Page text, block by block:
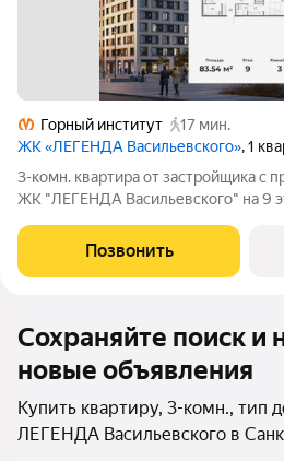
Горный институт
17 мин.
ЖК «ЛЕГЕНДА Васильевского», 1
3-комн. квартира от застройщика с
ЖК "ЛЕГЕНДА Васильевского" на 9
столовой: 26.79 кв.м. Угловая
paвнoмepнoe ocвeщeниe
Позвонить
Сохраняйте поиск и
новые объявления
Купить квартиру, 3-комн., тип
ЛЕГЕНДА Васильевского в